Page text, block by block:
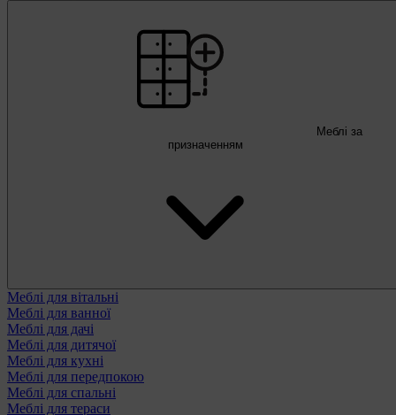
Меблі за
призначенням
Меблі для вітальні
Меблі для ванної
Меблі для дачі
Меблі для дитячої
Меблі для кухні
Меблі для передпокою
Меблі для спальні
Меблі для тераси